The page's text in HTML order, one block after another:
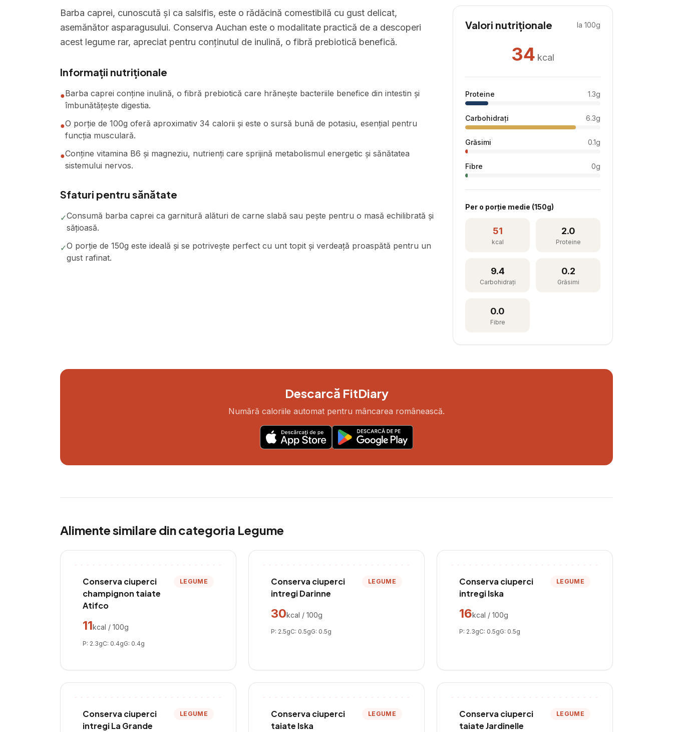
Barba caprei, cunoscută și ca salsifis, este o rădăcină comestibilă cu gust delicat,
asemănător asparagusului. Conserva Auchan este o modalitate practică de a descoperi
acest legume rar, apreciat pentru conținutul de inulină, o fibră prebiotică benefică.
Informații nutriționale
●Barba caprei conține inulină, o fibră prebiotică care hrănește bacteriile benefice din intestin și
îmbunătățește digestia.
●O porție de 100g oferă aproximativ 34 calorii și este o sursă bună de potasiu, esențial pentru
funcția musculară.
●Conține vitamina B6 și magneziu, nutrienți care sprijină metabolismul energetic și sănătatea
sistemului nervos.
Sfaturi pentru sănătate
✓Consumă barba caprei ca garnitură alături de carne slabă sau pește pentru o masă echilibrată și
sățioasă.
✓O porție de 150g este ideală și se potrivește perfect cu unt topit și verdeață proaspătă pentru un
gust rafinat.
Valori nutriționale la 100g
34 kcal
Proteine 1.3g
Carbohidrați 6.3g
Grăsimi 0.1g
Fibre 0g
Per o porție medie (150g)
51
kcal
2.0
Proteine
9.4
Carbohidrați
0.2
Grăsimi
0.0
Fibre
Descarcă FitDiary
Numără caloriile automat pentru mâncarea românească.
Alimente similare din categoria Legume
Conserva ciuperci
champignon taiate
Atifco
LEGUME
11kcal / 100g
P: 2.3gC: 0.4gG: 0.4g
Conserva ciuperci
intregi Darinne
LEGUME
30kcal / 100g
P: 2.5gC: 0.5gG: 0.5g
Conserva ciuperci
intregi Iska
LEGUME
16kcal / 100g
P: 2.3gC: 0.5gG: 0.5g
Conserva ciuperci
intregi La Grande
LEGUME
Conserva ciuperci
taiate Iska
LEGUME
Conserva ciuperci
taiate Jardinelle
LEGUME